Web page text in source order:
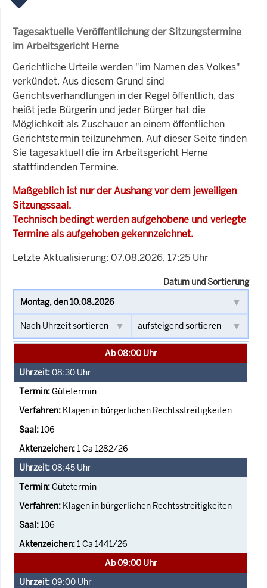
Tagesaktuelle Veröffentlichung der Sitzungstermine
im Arbeitsgericht Herne
Gerichtliche Urteile werden "im Namen des Volkes"
verkündet. Aus diesem Grund sind
Gerichtsverhandlungen in der Regel öffentlich, das
heißt jede Bürgerin und jeder Bürger hat die
Möglichkeit als Zuschauer an einem öffentlichen
Gerichtstermin teilzunehmen. Auf dieser Seite finden
Sie tagesaktuell die im Arbeitsgericht Herne
stattfindenden Termine.
Maßgeblich ist nur der Aushang vor dem jeweiligen
Sitzungssaal.
Technisch bedingt werden aufgehobene und verlegte
Termine als aufgehoben gekennzeichnet.
Letzte Aktualisierung: 07.08.2026, 17:25 Uhr
Datum und Sortierung
Ab 08:00 Uhr
08:30 Uhr
Gütetermin
Klagen in bürgerlichen Rechtsstreitigkeiten
106
1 Ca 1282/26
08:45 Uhr
Gütetermin
Klagen in bürgerlichen Rechtsstreitigkeiten
106
1 Ca 1441/26
Ab 09:00 Uhr
09:00 Uhr